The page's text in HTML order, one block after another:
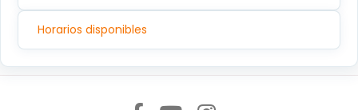
Horarios disponibles